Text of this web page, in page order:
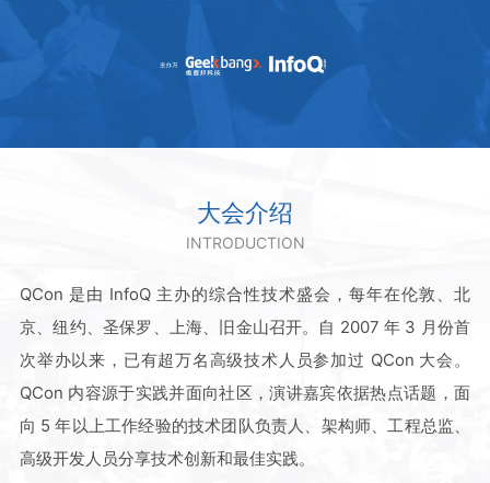
大会介绍
INTRODUCTION
QCon 是由 InfoQ 主办的综合性技术盛会，每年在伦敦、北
京、纽约、圣保罗、上海、旧金山召开。自 2007 年 3 月份首
次举办以来，已有超万名高级技术人员参加过 QCon 大会。
QCon 内容源于实践并面向社区，演讲嘉宾依据热点话题，面
向 5 年以上工作经验的技术团队负责人、架构师、工程总监、
高级开发人员分享技术创新和最佳实践。